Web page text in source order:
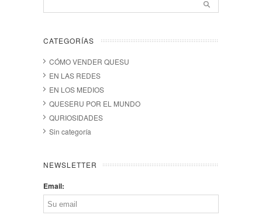
CATEGORÍAS
CÓMO VENDER QUESU
EN LAS REDES
EN LOS MEDIOS
QUESERU POR EL MUNDO
QURIOSIDADES
Sin categoría
NEWSLETTER
Email: